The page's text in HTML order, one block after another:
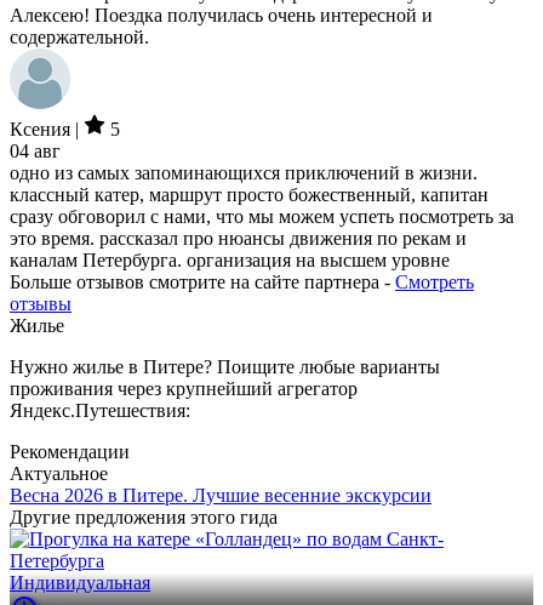
Алексею! Поездка получилась очень интересной и
содержательной.
Ксения |
5
04 авг
одно из самых запоминающихся приключений в жизни.
классный катер, маршрут просто божественный, капитан
сразу обговорил с нами, что мы можем успеть посмотреть за
это время. рассказал про нюансы движения по рекам и
каналам Петербурга. организация на высшем уровне
Больше отзывов смотрите на сайте партнера - Смотреть
отзывы
Жилье
Нужно жилье в Питере? Поищите любые варианты
проживания через крупнейший агрегатор
Яндекс.Путешествия:
Рекомендации
Актуальное
Весна 2026 в Питере. Лучшие весенние экскурсии
Другие предложения этого гида
Индивидуальная